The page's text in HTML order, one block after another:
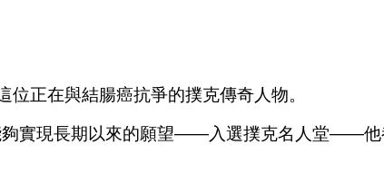
正在與結腸癌抗爭的撲克傳奇人物。
實現長期以來的願望——入選撲克名人堂——他